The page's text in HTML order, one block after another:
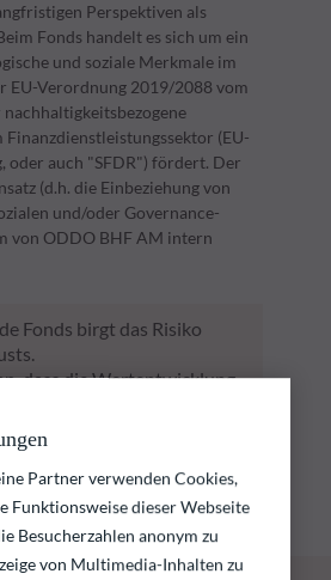
Perspektiven als
Fonds handelt es sich um ein
und soziale Merkmale im
EU-Verordnung 2019/2088 vom
(EU-
oder auch "SFDR") fördert. Der
(d.h. die Einbeziehung von
und/oder Governance-
von ODDO BHF AM intern
Fonds birgt das Risiko
dass die Wertentwicklung
zulässt. Sie
der Zeit.
Partner verwenden Cookies,
Funktionsweise dieser Webseite
Besucherzahlen anonym zu
von Multimedia-Inhalten zu